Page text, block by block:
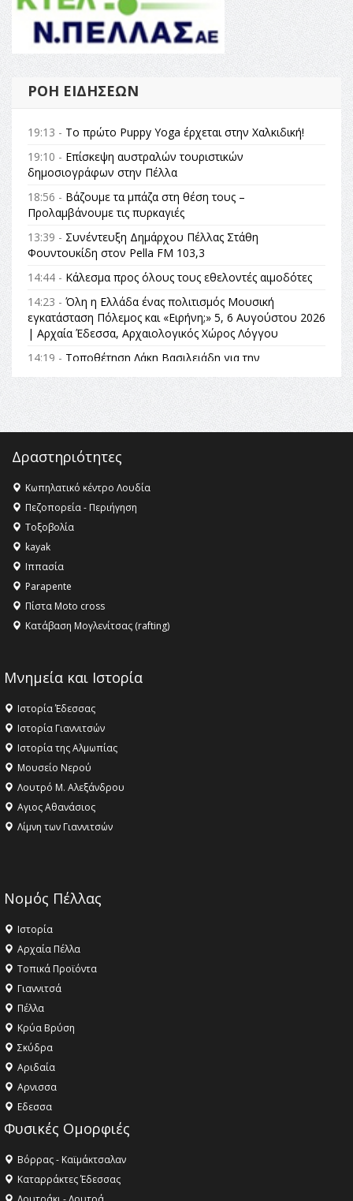
ΡΟΉ ΕΙΔΉΣΕΩΝ
19:13 - Το πρώτο Puppy Yoga έρχεται στην Χαλκιδική!
19:10 - Επίσκεψη αυστραλών τουριστικών
δημοσιογράφων στην Πέλλα
18:56 - Βάζουμε τα μπάζα στη θέση τους –
Προλαμβάνουμε τις πυρκαγιές
13:39 - Συνέντευξη Δημάρχου Πέλλας Στάθη
Φουντουκίδη στον Pella FM 103,3
14:44 - Κάλεσμα προς όλους τους εθελοντές αιμοδότες
14:23 - Όλη η Ελλάδα ένας πολιτισμός Μουσική
εγκατάσταση Πόλεμος και «Ειρήνη;» 5, 6 Αυγούστου 2026
| Αρχαία Έδεσσα, Αρχαιολογικός Χώρος Λόγγου
14:19 - Τοποθέτηση Λάκη Βασιλειάδη για την
θεσμικές διαδικασίες υπάρχει μόνο η ευθύνη απέναντι
στις επόμενες γενιές»
16:35 -Το πρόγραμμα του ΠΑΟΚ στον δεύτερο γύρο του
16:27 - Όλυμπος: Εντάχθηκε στον Κατάλογο Παγκόσμιας
Κληρονομιάς της UNESCO – Ομόφωνη η απόφαση Ο
Όλυμπος αναγνωρίστηκε ως φυσικό και πολιτιστικό
αγαθό εξέχουσας οικουμενικής αξίας για την
ανθρωπότητα
16:18 -
ΣΤΗΝ ΕΔΕΣΣΑ
Δραστηριότητες
Κωπηλατικό κέντρο Λουδία
Πεζοπορεία - Περιήγηση
Τοξοβολία
kayak
Ιππασία
Parapente
Πίστα Moto cross
Κατάβαση Μογλενίτσας (rafting)
Μνημεία και Ιστορία
Ιστορία Έδεσσας
Ιστορία Γιαννιτσών
Ιστορία της Αλμωπίας
Μουσείο Νερού
Λουτρό Μ. Αλεξάνδρου
Αγιος Αθανάσιος
Λίμνη των Γιαννιτσών
Νομός Πέλλας
Ιστορία
Αρχαία Πέλλα
Τοπικά Προϊόντα
Γιαννιτσά
Πέλλα
Κρύα Βρύση
Σκύδρα
Αριδαία
Aρνισσα
Eδεσσα
Φυσικές Ομορφιές
Βόρρας - Καϊμάκτσαλαν
Καταρράκτες Έδεσσας